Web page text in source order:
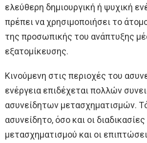
ελεύθερη δημιουργική ή ψυχική
πρέπει να χρησιμοποιήσει το
της προσωπικής του ανάπτυξης
εξατομίκευσης.
Κινούμενη στις περιοχές του
ενέργεια επιδέχεται πολλών
ασυνείδητων μετασχηματισμών.
ασυνείδητο, όσο και οι διαδικασίες
μετασχηματισμού και οι